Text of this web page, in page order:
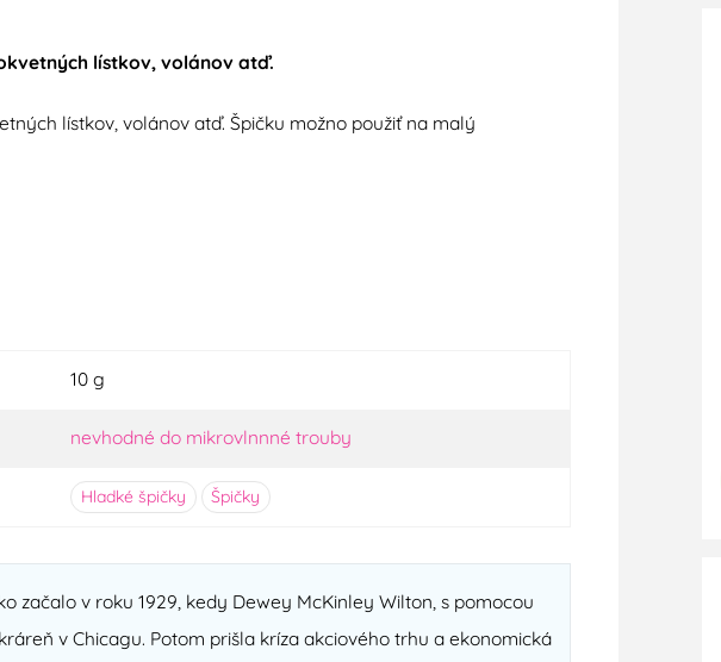
lístkov, volánov atď.
lístkov, volánov atď. Špičku možno použiť na malý
10 g
nevhodné do mikrovlnnné trouby
Hladké špičky Špičky
začalo v roku 1929, kedy Dewey McKinley Wilton, s pomocou
v Chicagu. Potom prišla kríza akciového trhu a ekonomická